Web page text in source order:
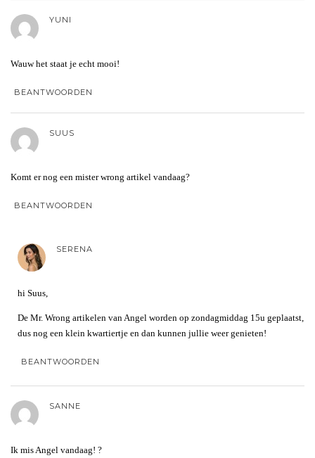
YUNI
Wauw het staat je echt mooi!
BEANTWOORDEN
SUUS
Komt er nog een mister wrong artikel vandaag?
BEANTWOORDEN
SERENA
hi Suus,
De Mr. Wrong artikelen van Angel worden op zondagmiddag 15u geplaatst,
dus nog een klein kwartiertje en dan kunnen jullie weer genieten!
BEANTWOORDEN
SANNE
Ik mis Angel vandaag! ?